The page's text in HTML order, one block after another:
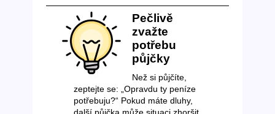
Pečlivě
zvažte
potřebu
půjčky
Než si půjčíte,
zeptejte se: „Opravdu ty peníze
potřebuju?“ Pokud máte dluhy,
další půjčka může situaci zhoršit.